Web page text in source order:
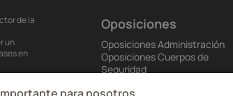
de la
un
en
Oposiciones
Oposiciones Administración
Oposiciones Cuerpos de
Seguridad